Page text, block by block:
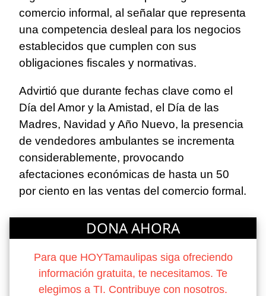
comercio informal, al señalar que representa
una competencia desleal para los negocios
establecidos que cumplen con sus
obligaciones fiscales y normativas.
Advirtió que durante fechas clave como el
Día del Amor y la Amistad, el Día de las
Madres, Navidad y Año Nuevo, la presencia
de vendedores ambulantes se incrementa
considerablemente, provocando
afectaciones económicas de hasta un 50
por ciento en las ventas del comercio formal.
DONA AHORA
Para que HOYTamaulipas siga ofreciendo
información gratuita, te necesitamos. Te
elegimos a TI. Contribuye con nosotros.